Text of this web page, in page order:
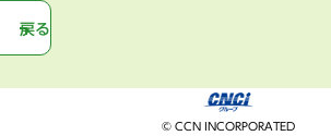
戻る
© CCN INCORPORATED